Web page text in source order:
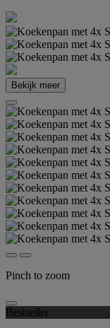
Bekijk meer
Pinch to zoom
Bestseller